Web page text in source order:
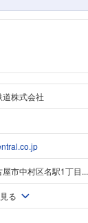
株式会社
市中村区名駅1丁目...
る